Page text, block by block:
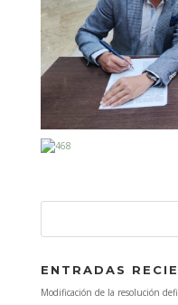
ENTRADAS
Modificación de la resolución